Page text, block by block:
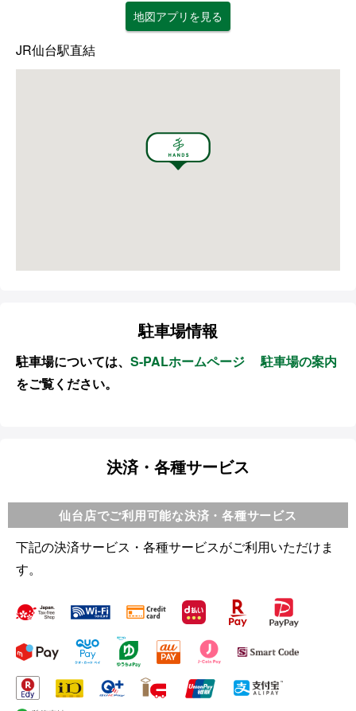
地図アプリを見る
JR仙台駅直結
駐車場情報
駐車場については、 S-PALホームページ 駐車場の案内
をご覧ください。
決済・各種サービス
仙台店でご利用可能な決済・各種サービス
下記の決済サービス・各種サービスがご利用いただけま
す。